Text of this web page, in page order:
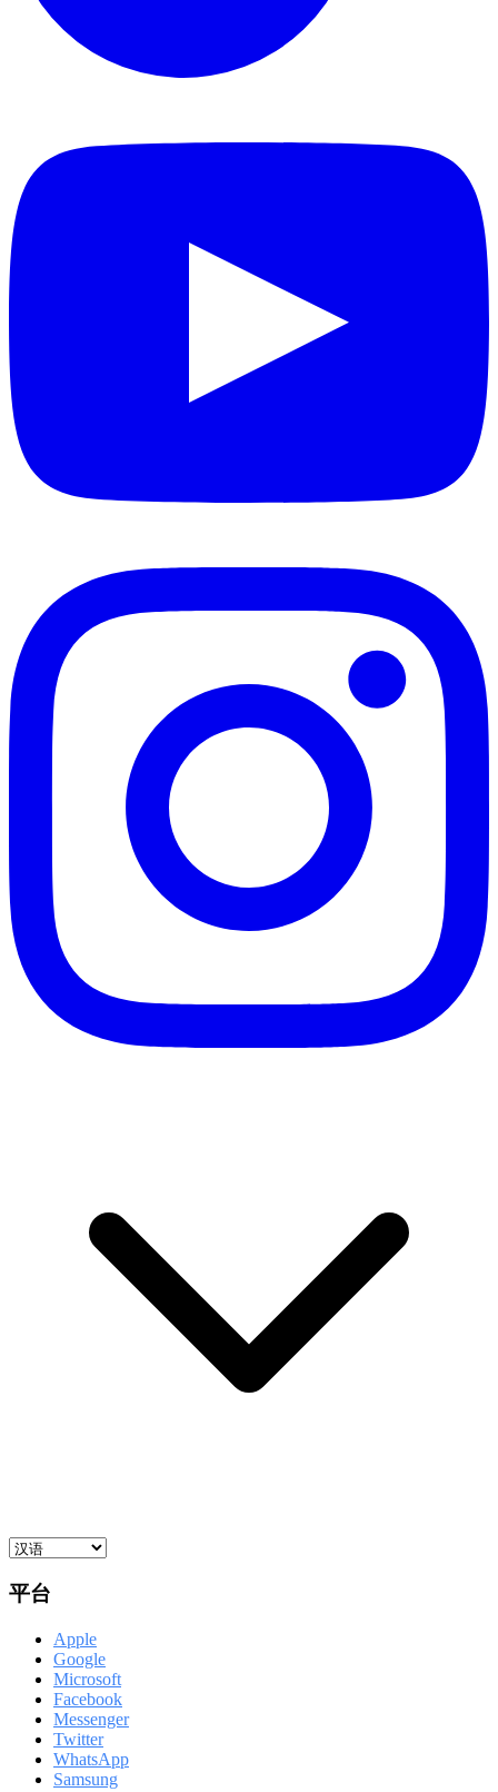
平台
Apple
Google
Microsoft
Facebook
Messenger
Twitter
WhatsApp
Samsung